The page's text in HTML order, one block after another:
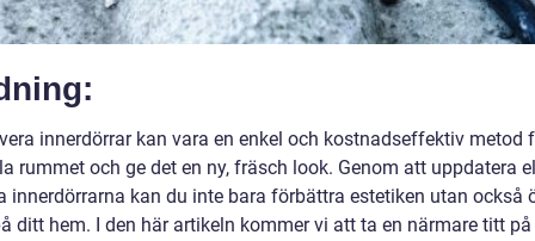
innerdörrar kan vara en enkel och kostnadseffektiv metod
rummet och ge det en ny, fräsch look. Genom att uppdatera
innerdörrarna kan du inte bara förbättra estetiken utan också
ditt hem. I den här artikeln kommer vi att ta en närmare titt på